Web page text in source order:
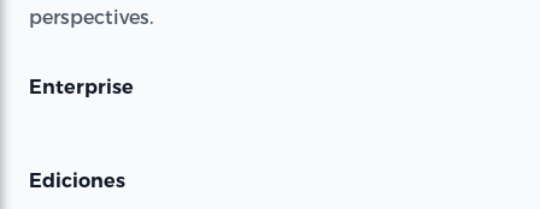
perspectives.
Enterprise
Ediciones